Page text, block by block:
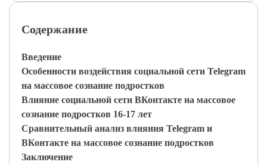
Содержание
Введение
Особенности воздействия социальной сети Telegram
на массовое сознание подростков
Влияние социальной сети ВКонтакте на массовое
сознание подростков 16-17 лет
Сравнительный анализ влияния Telegram и
ВКонтакте на массовое сознание подростков
Заключение